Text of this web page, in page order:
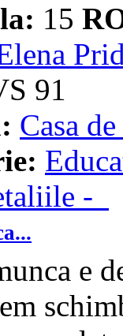
15
91
Casa
-